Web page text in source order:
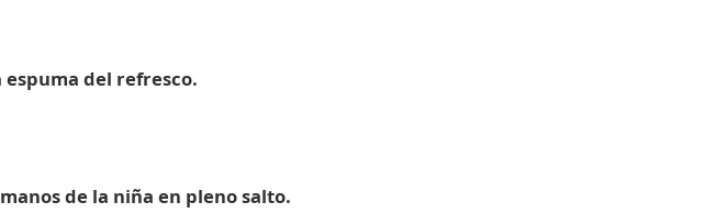
espuma del refresco.
de la niña en pleno salto.